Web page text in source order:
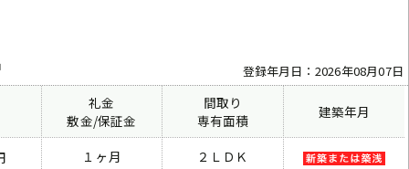
登録年月日：2026年08月07日
礼金
敷金/保証金
間取り
専有面積
建築年月
１ヶ月
２ＬＤＫ